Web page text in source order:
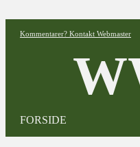
Kommentarer? Kontakt Webmaster
FORSIDE